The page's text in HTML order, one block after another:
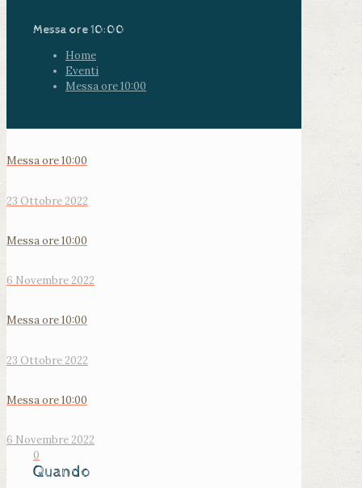
Messa ore 10:00
Home
Eventi
Messa ore 10:00
Messa ore 10:00
23 Ottobre 2022
Messa ore 10:00
6 Novembre 2022
Messa ore 10:00
23 Ottobre 2022
Messa ore 10:00
6 Novembre 2022
0
Quando